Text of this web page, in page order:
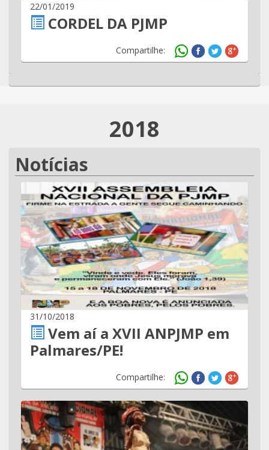
22/01/2019
CORDEL DA PJMP
Compartilhe:
2018
Notícias
31/10/2018
Vem aí a XVII ANPJMP em
Palmares/PE!
Compartilhe: